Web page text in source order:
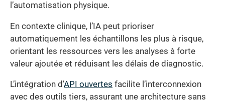
l’automatisation physique.
En contexte clinique, l’IA peut prioriser
automatiquement les échantillons les plus à risque,
orientant les ressources vers les analyses à forte
valeur ajoutée et réduisant les délais de diagnostic.
L’intégration d’API ouvertes facilite l’interconnexion
avec des outils tiers, assurant une architecture sans